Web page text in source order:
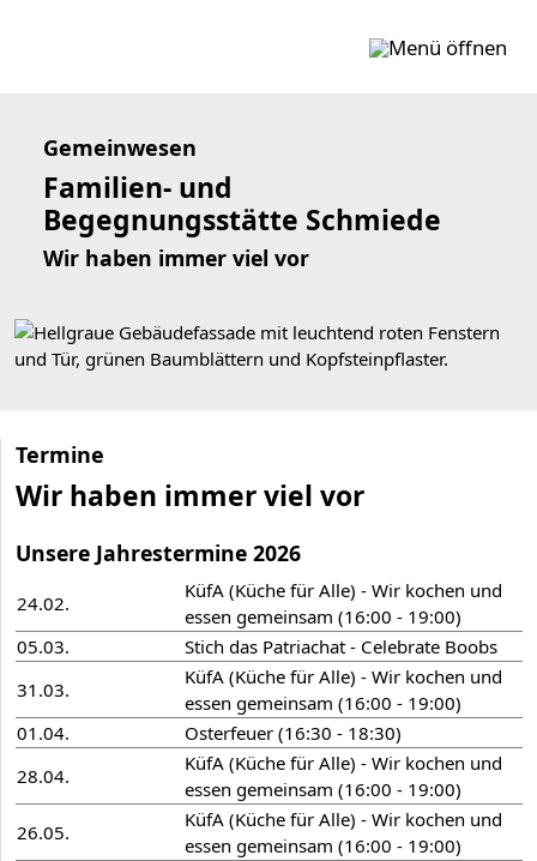
Gemeinwesen
Familien- und
Begegnungsstätte Schmiede
Wir haben immer viel vor
Termine
Wir haben immer viel vor
Unsere Jahrestermine 2026
24.02.
KüfA (Küche für Alle) - Wir kochen und
essen gemeinsam (16:00 - 19:00)
05.03.
Stich das Patriachat - Celebrate Boobs
31.03.
KüfA (Küche für Alle) - Wir kochen und
essen gemeinsam (16:00 - 19:00)
01.04.
Osterfeuer (16:30 - 18:30)
28.04.
KüfA (Küche für Alle) - Wir kochen und
essen gemeinsam (16:00 - 19:00)
26.05.
KüfA (Küche für Alle) - Wir kochen und
essen gemeinsam (16:00 - 19:00)